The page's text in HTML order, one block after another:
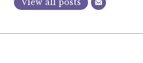
View all posts